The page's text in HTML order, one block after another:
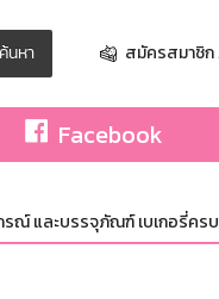
ค้นหา สมัครสมาชิก
Facebook
และบรรจุภัณฑ์ เบเกอรี่ครบ